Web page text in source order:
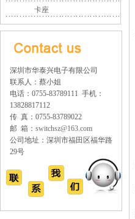
卡座
深圳市华泰兴电子有限公司
联系人：蔡小姐
电话：0755-83789111 手机：
13828817112
传 真：0755-83789022
邮 箱： switchsz@163.com
公司地址：深圳市福田区福华路
29号